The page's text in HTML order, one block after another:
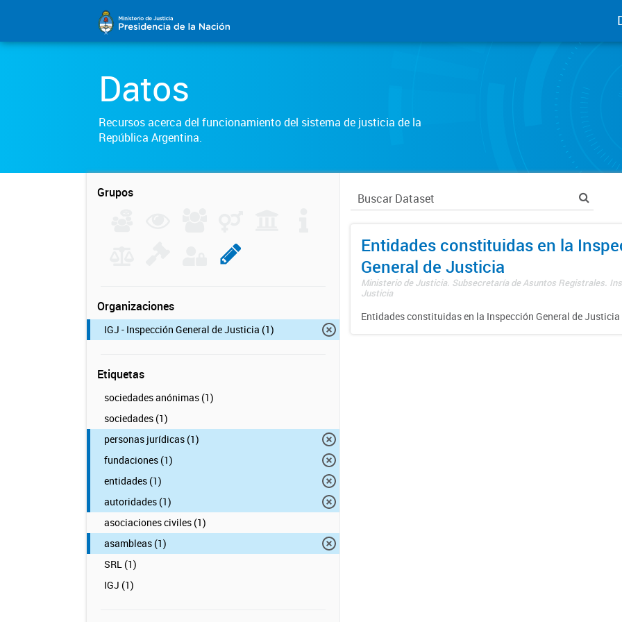
Datos
Recursos acerca del funcionamiento del sistema de justicia de la
República Argentina.
Grupos
Organizaciones
IGJ - Inspección General de Justicia (1)
Etiquetas
sociedades anónimas (1)
sociedades (1)
personas jurídicas (1)
fundaciones (1)
entidades (1)
autoridades (1)
asociaciones civiles (1)
asambleas (1)
SRL (1)
IGJ (1)
Entidades constituidas en la
General de Justicia
Ministerio de Justicia. Subsecretaría de Asuntos Registrales.
Justicia
Entidades constituidas en la Inspección General de Justicia